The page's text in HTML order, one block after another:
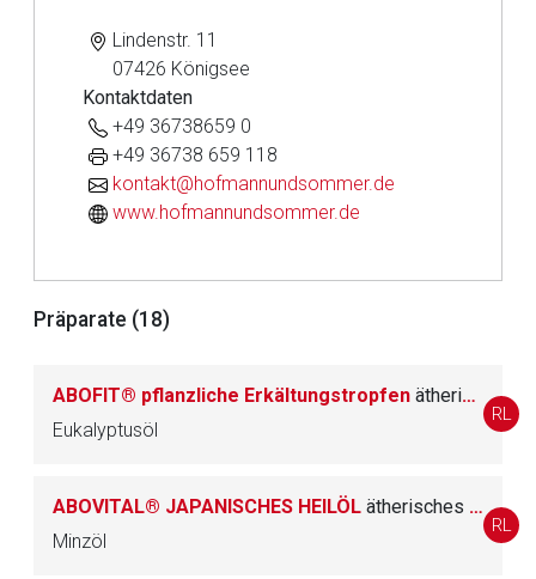
Lindenstr. 11
07426 Königsee
Kontaktdaten
+49 36738659 0
+49 36738 659 118
kontakt@hofmannundsommer.de
www.hofmannundsommer.de
Präparate (18)
ABOFIT® pflanzliche Erkältungstropfen ätherisches Öl
Eukalyptusöl
RL
ABOVITAL® JAPANISCHES HEILÖL ätherisches Öl
Minzöl
RL
Aufruf einer externen Seite
Der von Ihnen aufgerufene Link öffnet eine externe Web-
Seite. Für die Inhalte der externen Web-Seite ist deren